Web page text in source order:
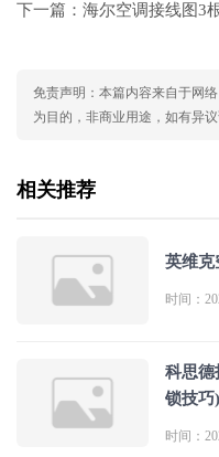
下一篇： 海尔空调接线图3
免责声明：本篇内容来自于网
为目的，非商业用途，如有异
相关推荐
英维克
时间：
科思德
锁技巧)
时间：